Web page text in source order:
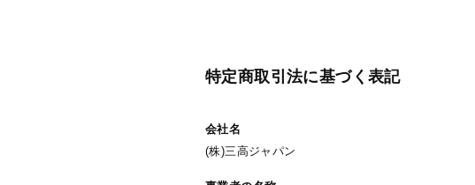
特定商取引法に基づく表記
会社名
(株)三高ジャパン